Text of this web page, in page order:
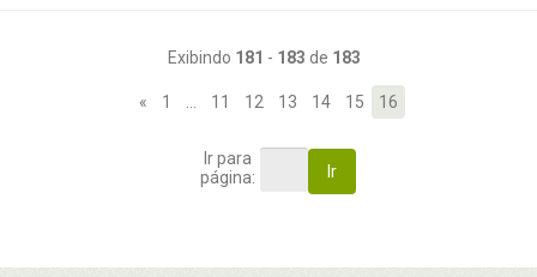
Exibindo 181 - 183 de 183
« 1 11 12 13 14 15 16
Ir para
página:
Ir